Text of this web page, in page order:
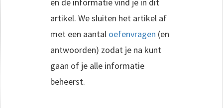
artikel. We sluiten het artikel af
met een aantal oefenvragen (en
antwoorden) zodat je na kunt
gaan of je alle informatie
beheerst.